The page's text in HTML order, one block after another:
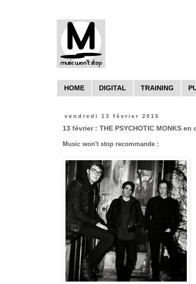
HOME DIGITAL TRAINING
vendredi 13 février 2015
13 février : THE PSYCHOTIC MONKS
Music won't stop recommande :